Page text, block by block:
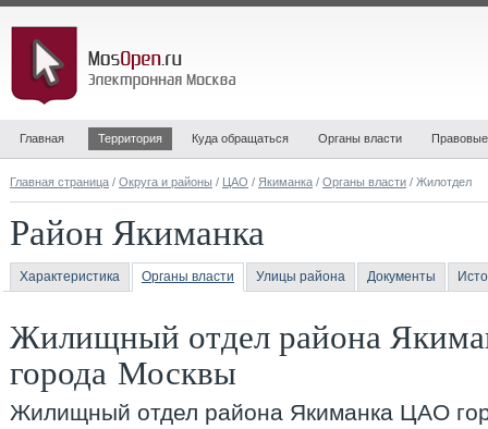
Главная Территория Куда обращаться Органы власти
Главная страница / Округа и районы / ЦАО / Якиманка / Органы власти / Жилотдел
Район Якиманка
Характеристика Органы власти Улицы района Документы
Жилищный отдел района
города Москвы
Жилищный отдел района Якиманка ЦАО